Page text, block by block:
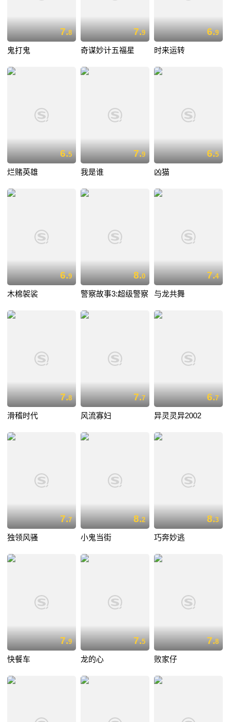
7.8
鬼打鬼
7.9
奇谋妙计五福星
6.9
时来运转
6.5
烂赌英雄
7.9
我是谁
6.5
凶猫
6.9
木棉袈裟
8.0
警察故事3:超级警察
7.4
与龙共舞
7.8
滑稽时代
7.7
风流寡妇
6.7
异灵灵异2002
7.7
独领风骚
8.2
小鬼当街
8.3
巧奔妙逃
7.9
快餐车
7.5
龙的心
7.8
败家仔